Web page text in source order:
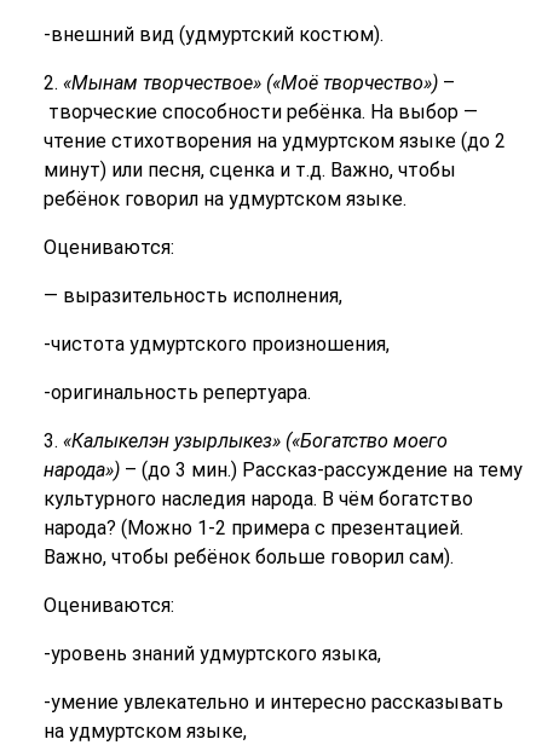
-внешний вид (удмуртский костюм).
2. «Мынам творчествое» («Моё творчество»)–
творческие способности ребёнка. На выбор —
чтение стихотворения на удмуртском языке (до 2
минут) или песня, сценка и т.д. Важно, чтобы
ребёнок говорил на удмуртском языке.
Оцениваются:
— выразительность исполнения,
-чистота удмуртского произношения,
-оригинальность репертуара.
3. «Калыкелэн узырлыкез» («Богатство моего
народа»)– (до 3 мин.) Рассказ-рассуждение на тему
культурного наследия народа. В чём богатство
народа? (Можно 1-2 примера с презентацией.
Важно, чтобы ребёнок больше говорил сам).
Оцениваются:
-уровень знаний удмуртского языка,
-умение увлекательно и интересно рассказывать
на удмуртском языке,